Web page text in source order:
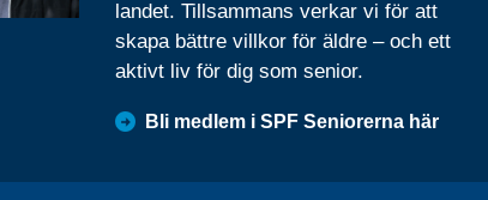
landet. Tillsammans verkar vi för att
skapa bättre villkor för äldre – och ett
aktivt liv för dig som senior.
Bli medlem i SPF Seniorerna här